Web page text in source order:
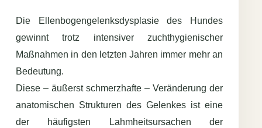
Die Ellenbogengelenksdysplasie des Hundes
gewinnt trotz intensiver zuchthygienischer
Maßnahmen in den letzten Jahren immer mehr an
Bedeutung.
Diese – äußerst schmerzhafte – Veränderung der
anatomischen Strukturen des Gelenkes ist eine
der häufigsten Lahmheitsursachen der